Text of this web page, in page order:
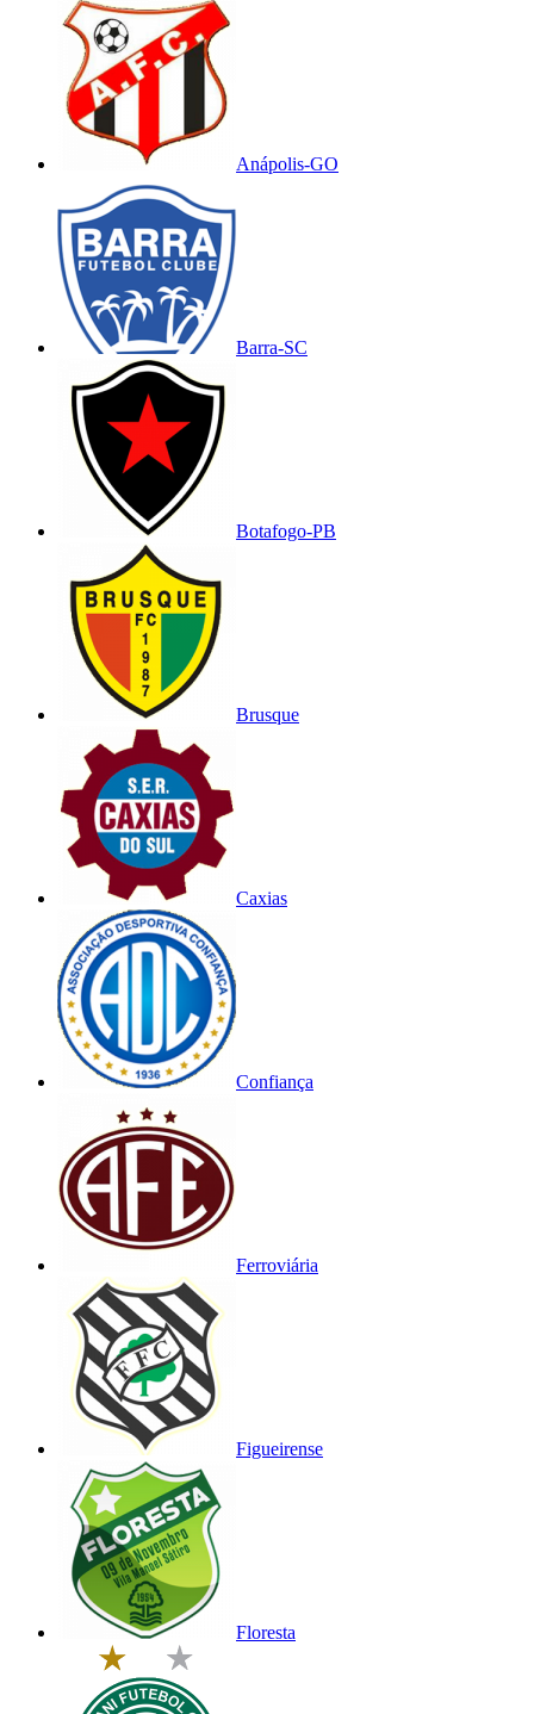
Anápolis-GO
Barra-SC
Botafogo-PB
Brusque
Caxias
Confiança
Ferroviária
Figueirense
Floresta